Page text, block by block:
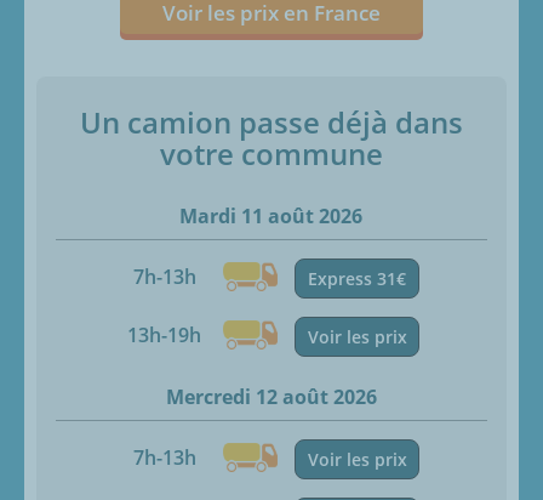
Voir les prix en France
Un camion passe déjà dans
votre commune
Mardi 11 août 2026
7h-13h Express 31€
13h-19h Voir les prix
Mercredi 12 août 2026
7h-13h Voir les prix